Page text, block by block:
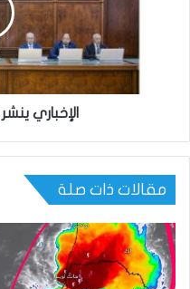
الإخباري
مقالات ذات صلة